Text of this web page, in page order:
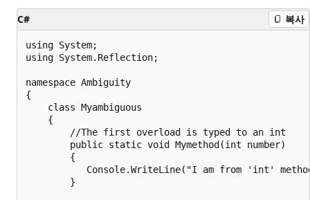
C# 복사
using System;
using System.Reflection;
namespace Ambiguity
{
    class Myambiguous
    {
        //The first overload is typed to an int
        public static void Mymethod(int number)
        {
Console.WriteLine("I am from 'int'
        }